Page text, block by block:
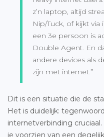
z’n laptop, altijd
Nip/Tuck, of kijkt
een 3e persoon is
Double Agent. En
andere devices als
zijn met internet.”
Dit is een situatie die de
Het is duidelijk:
internetverbinding
je voorzien van een